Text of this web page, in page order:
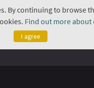
By continuing to browse
Find out more about
I agree